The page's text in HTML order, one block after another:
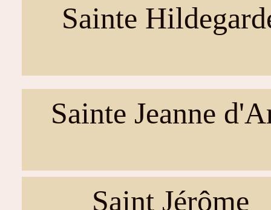
Sainte
Sainte Jeanne
Saint Jérôme